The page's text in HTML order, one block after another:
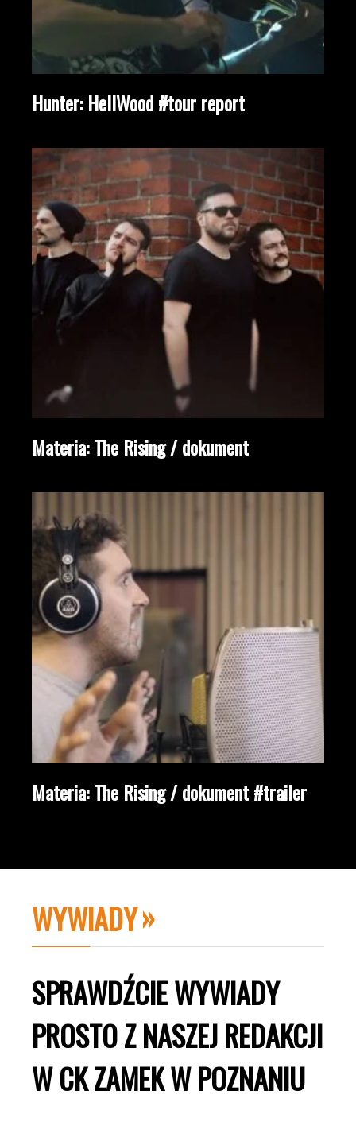
Hunter: HellWood #tour report
Materia: The Rising / dokument
Materia: The Rising / dokument #trailer
WYWIADY
SPRAWDŹCIE WYWIADY
PROSTO Z NASZEJ REDAKCJI
W CK ZAMEK W POZNANIU